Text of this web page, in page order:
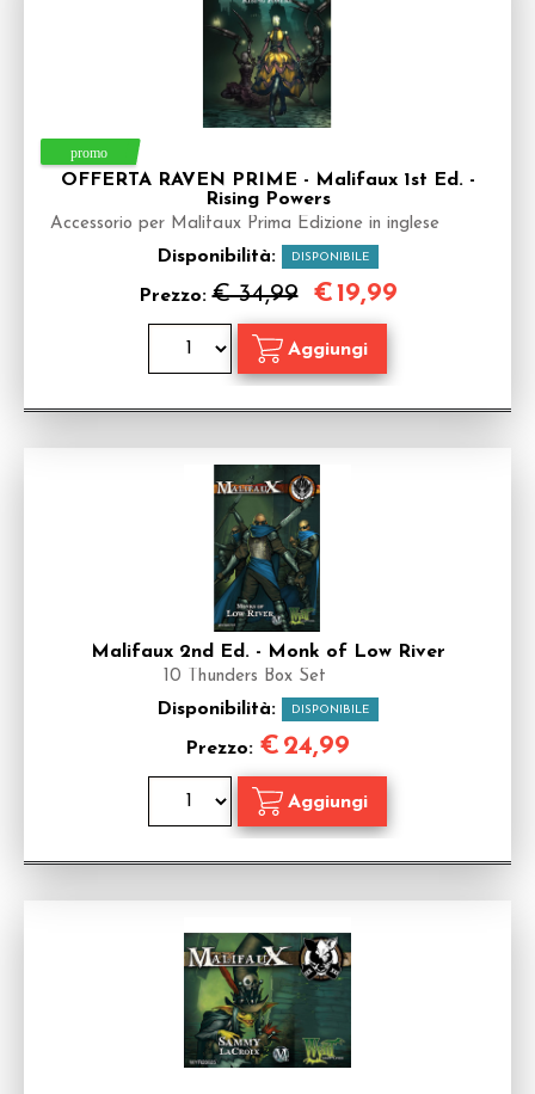
OFFERTA RAVEN PRIME - Malifaux 1st Ed. -
Rising Powers
Accessorio per Malifaux Prima Edizione in inglese
Disponibilità: DISPONIBILE
Prezzo:€ 34,99 €19,99
Malifaux 2nd Ed. - Monk of Low River
10 Thunders Box Set
Disponibilità: DISPONIBILE
Prezzo: € 24,99